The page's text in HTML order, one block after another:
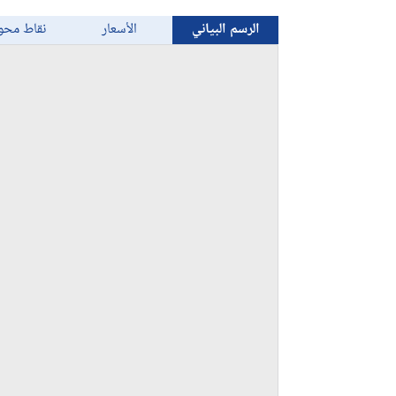
الرسم البياني الأسعار نقاط